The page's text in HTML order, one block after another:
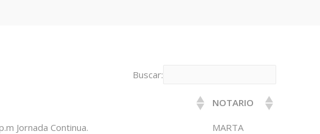
Buscar:
NOTARIO
NOTARIO
Jornada Continua.
MARTA